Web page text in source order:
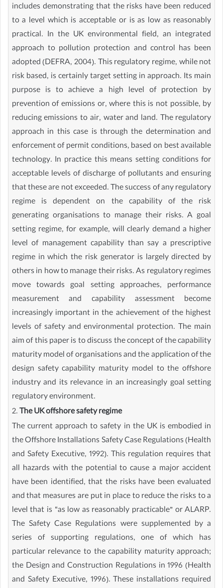
includes demonstrating that the risks have been reduced
to a level which is acceptable or is as low as reasonably
practical. In the UK environmental field, an integrated
approach to pollution protection and control has been
adopted (DEFRA, 2004). This regulatory regime, while not
risk based, is certainly target setting in approach. Its main
purpose is to achieve a high level of protection by
prevention of emissions or, where this is not possible, by
reducing emissions to air, water and land. The regulatory
approach in this case is through the determination and
enforcement of permit conditions, based on best available
technology. In practice this means setting conditions for
acceptable levels of discharge of pollutants and ensuring
that these are not exceeded. The success of any regulatory
regime is dependent on the capability of the risk
generating organisations to manage their risks. A goal
setting regime, for example, will clearly demand a higher
level of management capability than say a prescriptive
regime in which the risk generator is largely directed by
others in how to manage their risks. As regulatory regimes
move towards goal setting approaches, performance
measurement and capability assessment become
increasingly important in the achievement of the highest
levels of safety and environmental protection. The main
aim of this paper is to discuss the concept of the capability
maturity model of organisations and the application of the
design safety capability maturity model to the offshore
industry and its relevance in an increasingly goal setting
regulatory environment.
2.The UK offshore safety regime
The current approach to safety in the UK is embodied in
the Offshore Installations Safety Case Regulations (Health
and Safety Executive, 1992). This regulation requires that
all hazards with the potential to cause a major accident
have been identified, that the risks have been evaluated
and that measures are put in place to reduce the risks to a
level that is “as low as reasonably practicable” or ALARP.
The Safety Case Regulations were supplemented by a
series of supporting regulations, one of which has
particular relevance to the capability maturity approach;
the Design and Construction Regulations in 1996 (Health
and Safety Executive, 1996). These installations required